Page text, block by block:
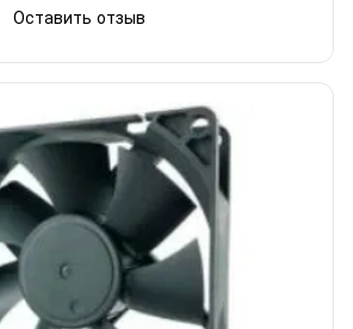
Оставить отзыв